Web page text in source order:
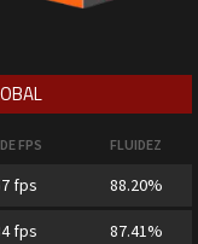
FPS FLUIDEZ
fps 88.20%
fps 87.41%